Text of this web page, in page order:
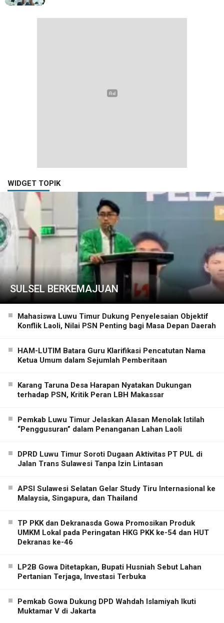
WIDGET TOPIK
SULSEL BERKEMAJUAN
Mahasiswa Luwu Timur Dukung Penyelesaian Objektif
Konflik Laoli, Nilai PSN Penting bagi Masa Depan Daerah
HAM-LUTIM Batara Guru Klarifikasi Pencatutan Nama
Ketua Umum dalam Sejumlah Pemberitaan
Karang Taruna Desa Harapan Nyatakan Dukungan
terhadap PSN, Kritik Peran LBH Makassar
Pemkab Luwu Timur Jelaskan Alasan Menolak Istilah
“Penggusuran” dalam Penanganan Lahan Laoli
DPRD Luwu Timur Soroti Dugaan Aktivitas PT PUL di
Jalan Trans Sulawesi Tanpa Izin Lintasan
APSI Sulawesi Selatan Gelar Study Tiru Internasional ke
Malaysia, Singapura, dan Thailand
TP PKK dan Dekranasda Gowa Promosikan Produk
UMKM Lokal pada Peringatan HKG PKK ke-54 dan HUT
Dekranas ke-46
LP2B Gowa Ditetapkan, Bupati Husniah Sebut Lahan
Pertanian Terjaga, Investasi Terbuka
Pemkab Gowa Dukung DPD Wahdah Islamiyah Ikuti
Muktamar V di Jakarta